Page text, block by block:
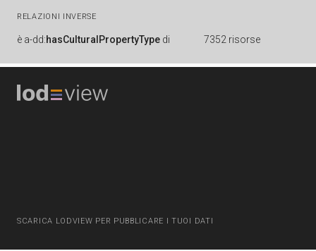
RELAZIONI INVERSE
è a-dd:hasCulturalPropertyType di 7352 risorse
SCARICA LODVIEW PER PUBBLICARE I TUOI DATI